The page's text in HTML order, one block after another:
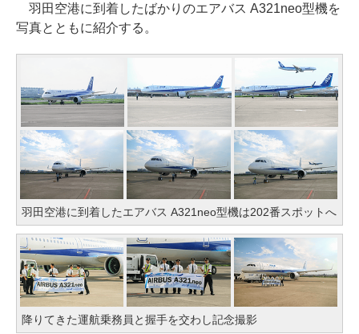
羽田空港に到着したばかりのエアバス A321neo型機を
写真とともに紹介する。
羽田空港に到着したエアバス A321neo型機は202番スポットへ
降りてきた運航乗務員と握手を交わし記念撮影